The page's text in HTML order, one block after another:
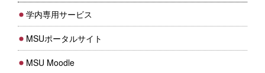
学内専用サービス
MSUポータルサイト
MSU Moodle